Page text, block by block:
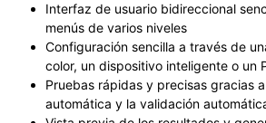
Interfaz de usuario bidireccional
menús de varios niveles
Configuración sencilla a través de
color, un dispositivo inteligente o un
Pruebas rápidas y precisas gracias
automática y la validación